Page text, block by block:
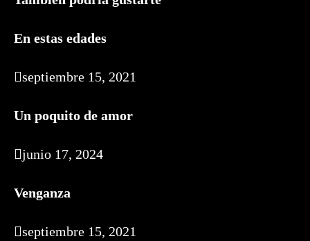
En estas edades
septiembre 15, 2021
Un poquito de amor
junio 17, 2024
Venganza
septiembre 15, 2021